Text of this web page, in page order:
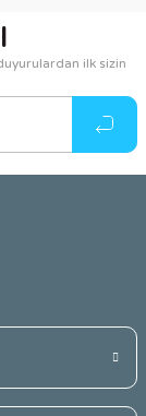
ilk sizin